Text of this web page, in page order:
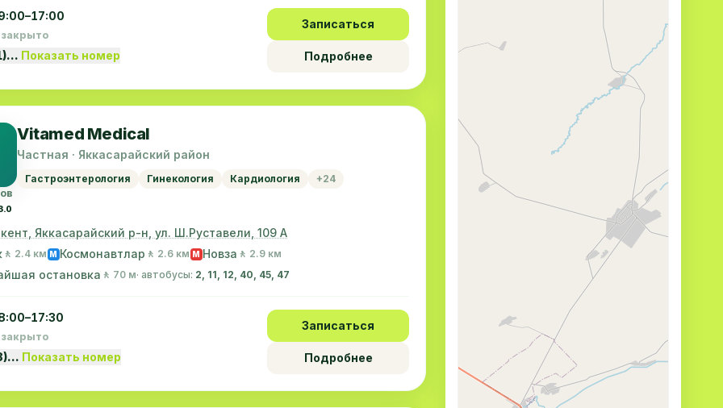
Показать номер
Записаться
Подробнее
Vitamed Medical
Частная · Яккасарайский район
Гастроэнтерология Гинекология Кардиология +24
Яккасарайский р-н, ул. Ш.Руставели, 109 А
🚶 2.4 км M Космонавтлар 🚶 2.6 км M Новза 🚶 2.9 км
остановка 🚶 70 м· автобусы: 2, 11, 12, 40, 45, 47
Показать номер
Записаться
Подробнее